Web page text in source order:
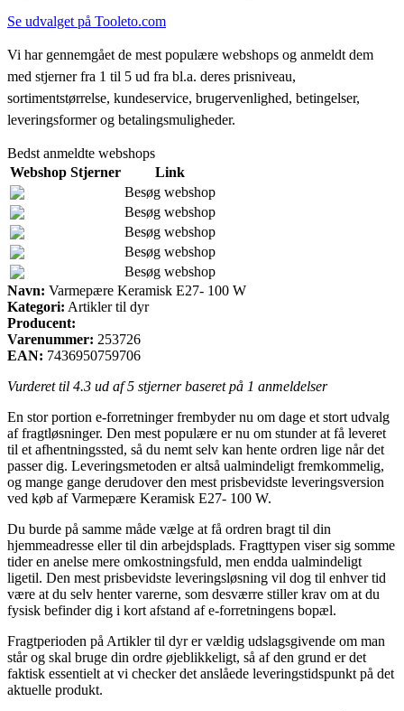
Se udvalget på Tooleto.com
Vi har gennemgået de mest populære webshops og anmeldt dem
med stjerner fra 1 til 5 ud fra bl.a. deres prisniveau,
sortimentstørrelse, kundeservice, brugervenlighed, betingelser,
leveringsformer og betalingsmuligheder.
Bedst anmeldte webshops
Webshop Stjerner
Link
Besøg webshop
Besøg webshop
Besøg webshop
Besøg webshop
Besøg webshop
Navn: Varmepære Keramisk E27- 100 W
Kategori: Artikler til dyr
Producent:
Varenummer: 253726
EAN: 7436950759706
Vurderet til 4.3 ud af 5 stjerner baseret på 1 anmeldelser
En stor portion e-forretninger frembyder nu om dage et stort udvalg
af fragtløsninger. Den mest populære er nu om stunder at få leveret
til et afhentningssted, så du nemt selv kan hente ordren lige når det
passer dig. Leveringsmetoden er altså ualmindeligt fremkommelig,
og mange gange derudover den mest prisbevidste leveringsversion
ved køb af Varmepære Keramisk E27- 100 W.
Du burde på samme måde vælge at få ordren bragt til din
hjemmeadresse eller til din arbejdsplads. Fragttypen viser sig somme
tider en anelse mere omkostningsfuld, men endda ualmindeligt
ligetil. Den mest prisbevidste leveringsløsning vil dog til enhver tid
være at du selv henter varerne, som desværre stiller krav om at du
fysisk befinder dig i kort afstand af e-forretningens bopæl.
Fragtperioden på Artikler til dyr er vældig udslagsgivende om man
står og skal bruge din ordre øjeblikkeligt, så af den grund er det
faktisk essentielt at vi checker det anslåede leveringstidspunkt på det
aktuelle produkt.